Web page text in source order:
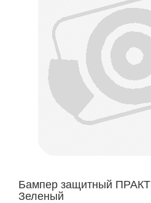
Бампер защитный
Зеленый